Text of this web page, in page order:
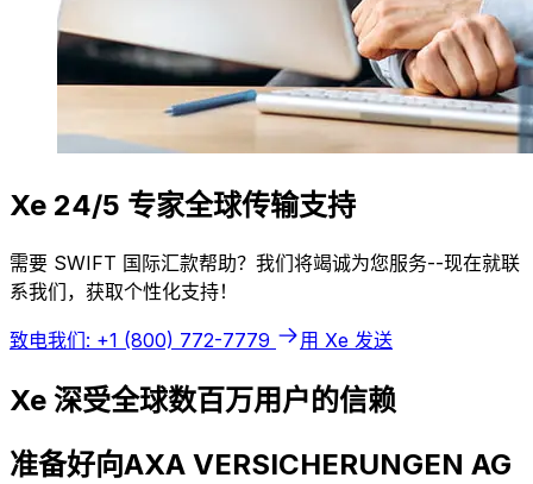
Xe 24/5 专家全球传输支持
需要 SWIFT 国际汇款帮助？我们将竭诚为您服务--现在就联
系我们，获取个性化支持！
致电我们: +1 (800) 772-7779 用 Xe 发送
Xe 深受全球数百万用户的信赖
准备好向AXA VERSICHERUNGEN AG